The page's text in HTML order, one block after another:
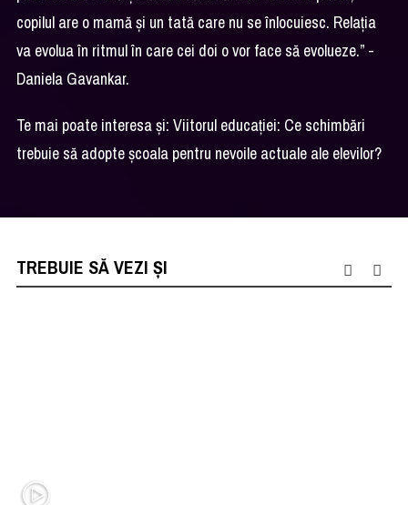
copilul are o mamă și un tată care nu se înlocuiesc. Relația
va evolua în ritmul în care cei doi o vor face să evolueze.” -
Daniela Gavankar.
Te mai poate interesa și:Viitorul educației: Ce schimbări
trebuie să adopte școala pentru nevoile actuale ale elevilor?
TREBUIE SĂ VEZI ȘI